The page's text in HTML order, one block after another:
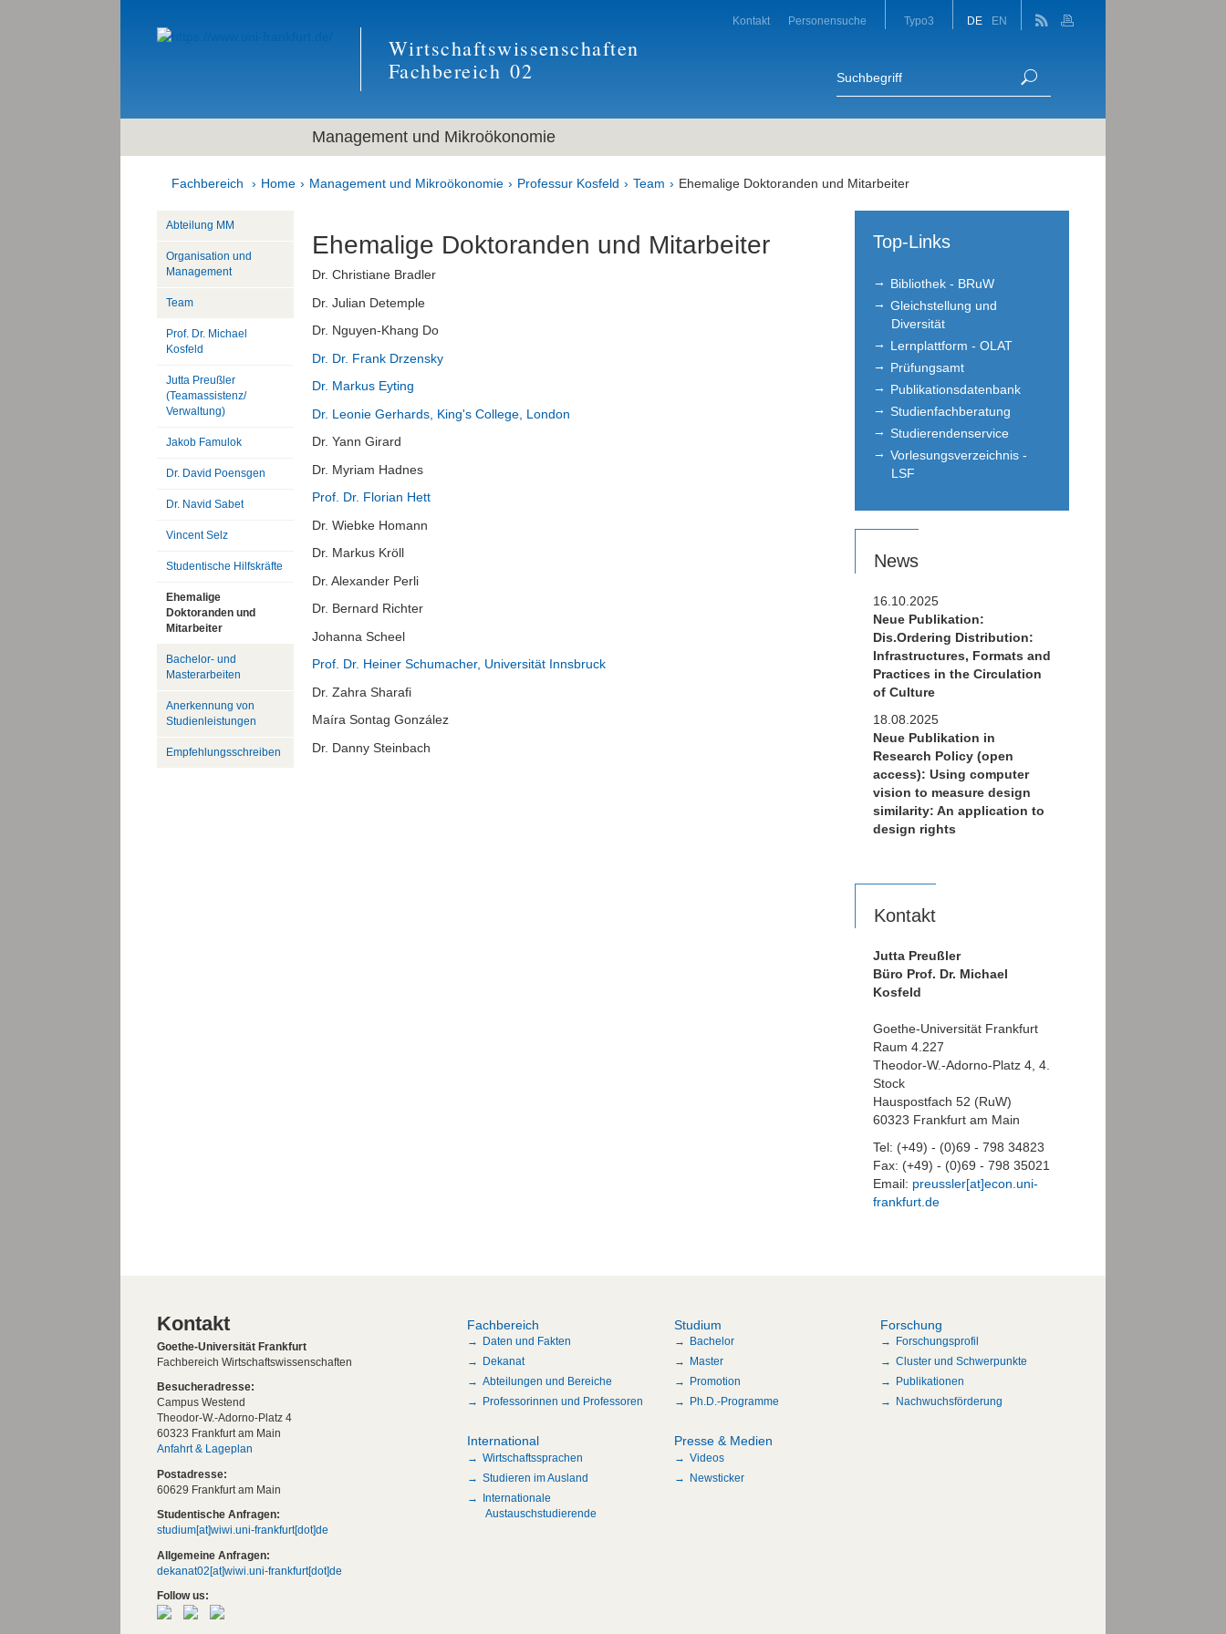
Wirtschaftswissenschaften
Fachbereich 02
Kontakt Personensuche Typo3 DE EN
Management und Mikroökonomie
Fachbereich Home Management und Mikroökonomie Professur Kosfeld Team Ehemalige Doktoranden und Mitarbeiter
Ehemalige Doktoranden und Mitarbeiter
Dr. Christiane Bradler
Dr. Julian Detemple
Dr. Nguyen-Khang Do
Dr. Dr. Frank Drzensky
Dr. Markus Eyting
Dr. Leonie Gerhards, King's College, London
Dr. Yann Girard
Dr. Myriam Hadnes
Prof. Dr. Florian Hett
Dr. Wiebke Homann
Dr. Markus Kröll
Dr. Alexander Perli
Dr. Bernard Richter
Johanna Scheel
Prof. Dr. Heiner Schumacher, Universität Innsbruck
Dr. Zahra Sharafi
Maíra Sontag González
Dr. Danny Steinbach
Abteilung MM
Organisation und
Management
Team
Prof. Dr. Michael
Kosfeld
Jutta Preußler
(Teamassistenz/
Verwaltung)
Jakob Famulok
Dr. David Poensgen
Dr. Navid Sabet
Vincent Selz
Studentische Hilfskräfte
Ehemalige
Doktoranden und
Mitarbeiter
Bachelor- und
Masterarbeiten
Anerkennung von
Studienleistungen
Empfehlungsschreiben
Top-Links
Bibliothek - BRuW
Gleichstellung und
Diversität
Lernplattform - OLAT
Prüfungsamt
Publikationsdatenbank
Studienfachberatung
Studierendenservice
Vorlesungsverzeichnis -
LSF
News
16.10.2025
Neue Publikation:
Dis.Ordering Distribution:
Infrastructures, Formats and
Practices in the Circulation
of Culture
18.08.2025
Neue Publikation in
Research Policy (open
access): Using computer
vision to measure design
similarity: An application to
design rights
Kontakt
Jutta Preußler
Büro Prof. Dr. Michael
Kosfeld
Goethe-Universität Frankfurt
Raum 4.227
Theodor-W.-Adorno-Platz 4, 4.
Stock
Hauspostfach 52 (RuW)
60323 Frankfurt am Main
Tel: (+49) - (0)69 - 798 34823
Fax: (+49) - (0)69 - 798 35021
Email: preussler[at]econ.uni-
frankfurt.de
Kontakt
Goethe-Universität Frankfurt
Fachbereich Wirtschaftswissenschaften
Besucheradresse:
Campus Westend
Theodor-W.-Adorno-Platz 4
60323 Frankfurt am Main
Anfahrt & Lageplan
Postadresse:
60629 Frankfurt am Main
Studentische Anfragen:
studium[at]wiwi.uni-frankfurt[dot]de
Allgemeine Anfragen:
dekanat02[at]wiwi.uni-frankfurt[dot]de
Follow us:
Fachbereich
Daten und Fakten
Dekanat
Abteilungen und Bereiche
Professorinnen und Professoren
Studium
Bachelor
Master
Promotion
Ph.D.-Programme
Forschung
Forschungsprofil
Cluster und Schwerpunkte
Publikationen
Nachwuchsförderung
International
Wirtschaftssprachen
Studieren im Ausland
Internationale
Austauschstudierende
Presse & Medien
Videos
Newsticker